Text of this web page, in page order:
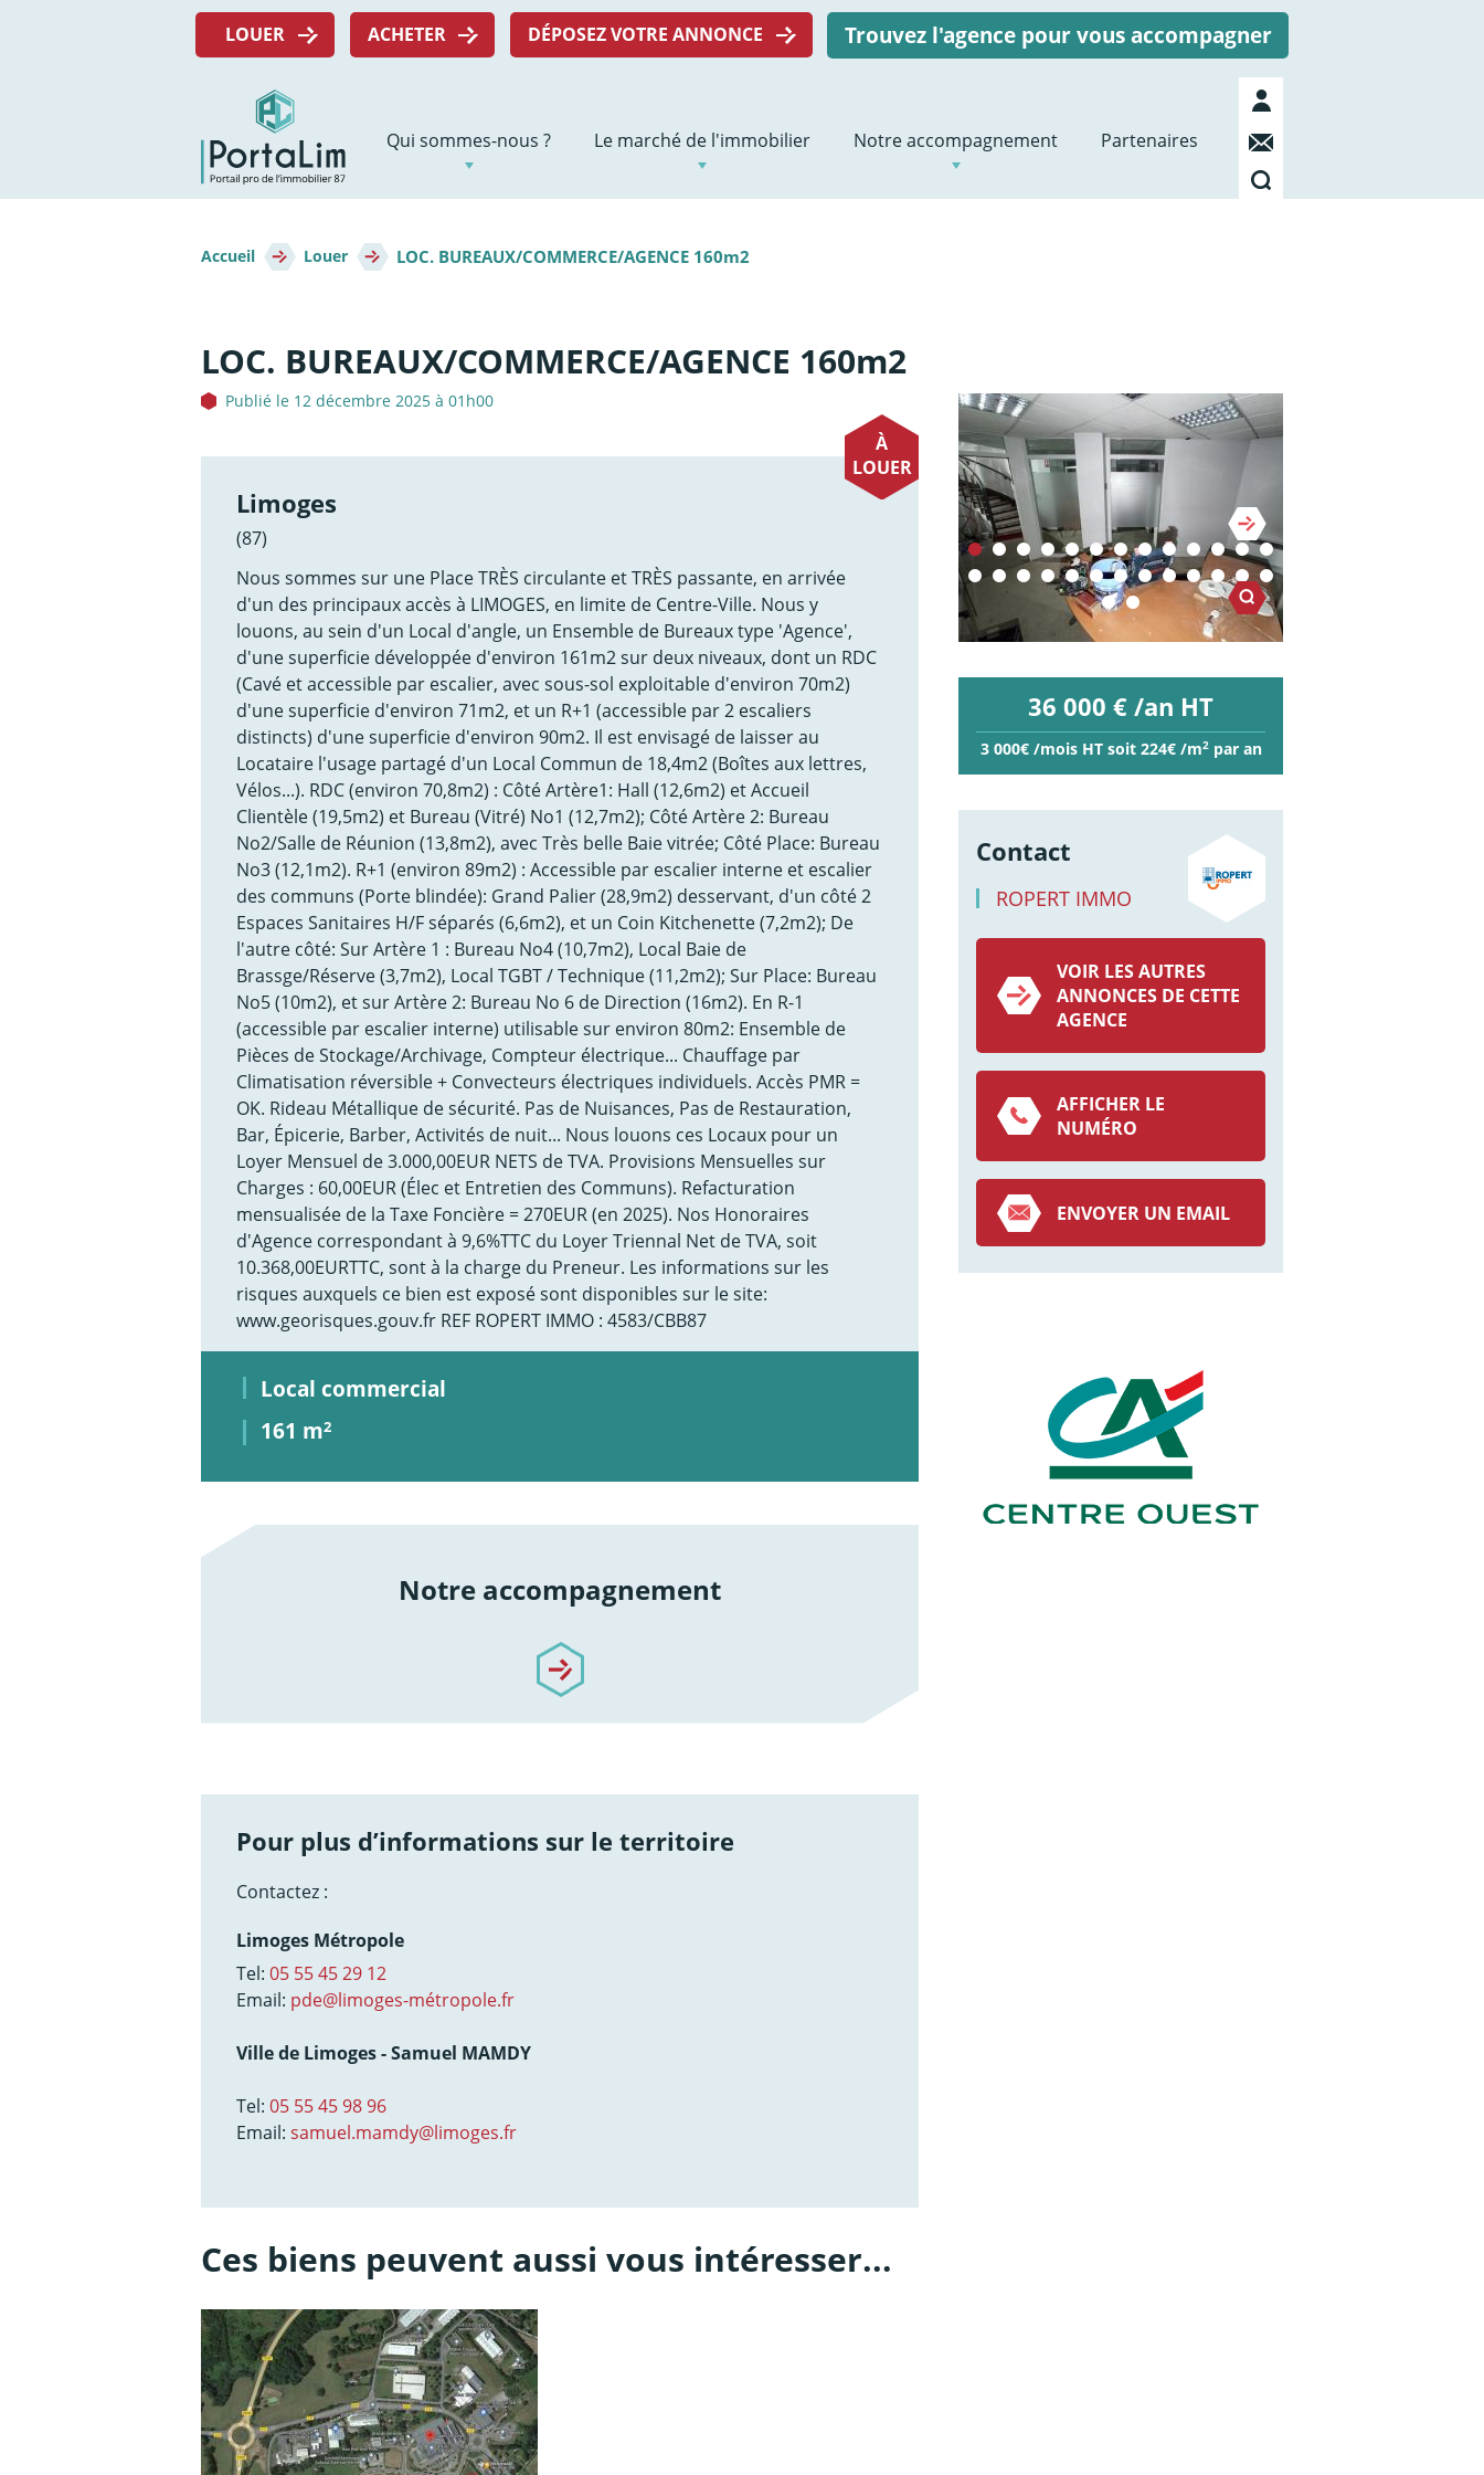
Menu
LOUER ACHETER DÉPOSEZ VOTRE ANNONCE Trouvez l'agence pour vous accompagner
Navigation
principale
Qui sommes-nous ? Le marché de l'immobilier Notre accompagnement Partenaires
Mon
compte
Contact
Recherche
d'Ariane
Accueil Louer LOC. BUREAUX/COMMERCE/AGENCE 160m2
LOC. BUREAUX/COMMERCE/AGENCE 160m2
Publié le 12 décembre 2025 à 01h00
À
LOUER
Limoges
(87)
Nous sommes sur une Place TRÈS circulante et TRÈS passante, en arrivée
d'un des principaux accès à LIMOGES, en limite de Centre-Ville. Nous y
louons, au sein d'un Local d'angle, un Ensemble de Bureaux type 'Agence',
d'une superficie développée d'environ 161m2 sur deux niveaux, dont un RDC
(Cavé et accessible par escalier, avec sous-sol exploitable d'environ 70m2)
d'une superficie d'environ 71m2, et un R+1 (accessible par 2 escaliers
distincts) d'une superficie d'environ 90m2. Il est envisagé de laisser au
Locataire l'usage partagé d'un Local Commun de 18,4m2 (Boîtes aux lettres,
Vélos...). RDC (environ 70,8m2) : Côté Artère1: Hall (12,6m2) et Accueil
Clientèle (19,5m2) et Bureau (Vitré) No1 (12,7m2); Côté Artère 2: Bureau
No2/Salle de Réunion (13,8m2), avec Très belle Baie vitrée; Côté Place: Bureau
No3 (12,1m2). R+1 (environ 89m2) : Accessible par escalier interne et escalier
des communs (Porte blindée): Grand Palier (28,9m2) desservant, d'un côté 2
Espaces Sanitaires H/F séparés (6,6m2), et un Coin Kitchenette (7,2m2); De
l'autre côté: Sur Artère 1 : Bureau No4 (10,7m2), Local Baie de
Brassge/Réserve (3,7m2), Local TGBT / Technique (11,2m2); Sur Place: Bureau
No5 (10m2), et sur Artère 2: Bureau No 6 de Direction (16m2). En R-1
(accessible par escalier interne) utilisable sur environ 80m2: Ensemble de
Pièces de Stockage/Archivage, Compteur électrique... Chauffage par
Climatisation réversible + Convecteurs électriques individuels. Accès PMR =
OK. Rideau Métallique de sécurité. Pas de Nuisances, Pas de Restauration,
Bar, Épicerie, Barber, Activités de nuit... Nous louons ces Locaux pour un
Loyer Mensuel de 3.000,00EUR NETS de TVA. Provisions Mensuelles sur
Charges : 60,00EUR (Élec et Entretien des Communs). Refacturation
mensualisée de la Taxe Foncière = 270EUR (en 2025). Nos Honoraires
d'Agence correspondant à 9,6%TTC du Loyer Triennal Net de TVA, soit
10.368,00EURTTC, sont à la charge du Preneur. Les informations sur les
risques auxquels ce bien est exposé sont disponibles sur le site:
www.georisques.gouv.fr REF ROPERT IMMO : 4583/CBB87
Local commercial
161 m2
Notre accompagnement
/notre-accompagnement
Pour plus d’informations sur le territoire
Contactez :
Limoges Métropole
Tel: 05 55 45 29 12
Email: pde@limoges-métropole.fr
Ville de Limoges - Samuel MAMDY
Tel: 05 55 45 98 96
Email: samuel.mamdy@limoges.fr
36 000 € /an HT
3 000€ /mois HT soit 224€ /m2par an
Contact
ROPERT IMMO
VOIR LES AUTRES
ANNONCES DE CETTE
AGENCE
AFFICHER LE
NUMÉRO
ENVOYER UN EMAIL
Ces biens peuvent aussi vous intéresser...